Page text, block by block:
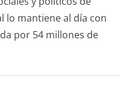
lo mantiene al día con
por 54 millones de